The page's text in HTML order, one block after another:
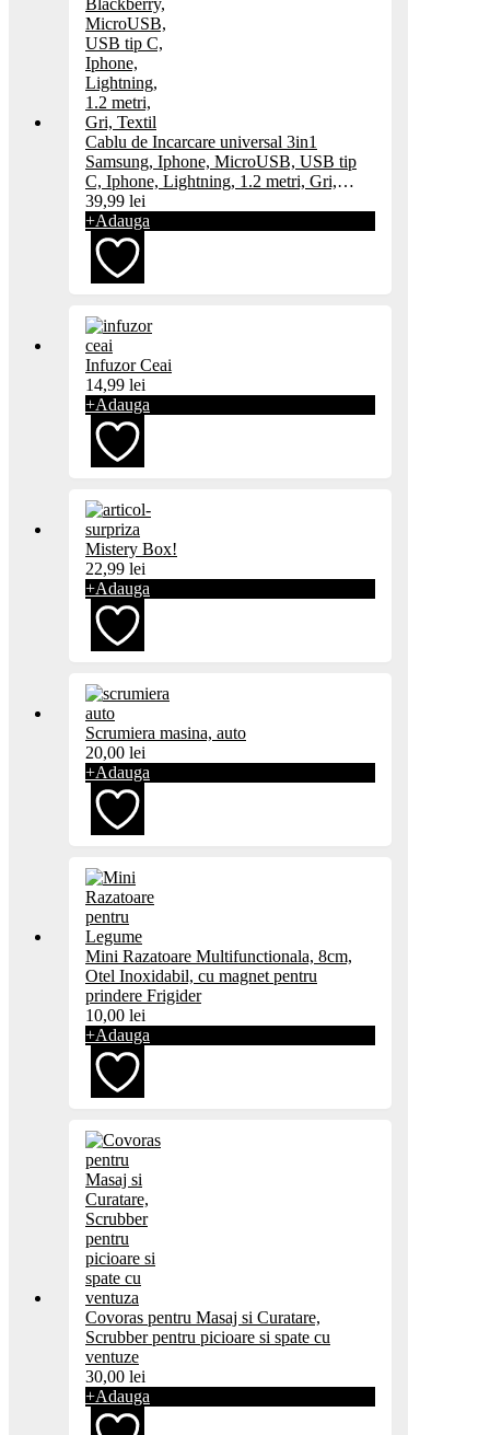
Cablu de Incarcare universal 3in1
Samsung, Iphone, MicroUSB, USB tip
C, Iphone, Lightning, 1.2 metri, Gri,
Textil
39,99 lei
+Adauga
Adaugă
la
favorite
Infuzor Ceai
14,99 lei
+Adauga
Adaugă
la
favorite
Mistery Box!
22,99 lei
+Adauga
Adaugă
la
favorite
Scrumiera masina, auto
20,00 lei
+Adauga
Adaugă
la
favorite
Mini Razatoare Multifunctionala, 8cm,
Otel Inoxidabil, cu magnet pentru
prindere Frigider
10,00 lei
+Adauga
Adaugă
la
favorite
Covoras pentru Masaj si Curatare,
Scrubber pentru picioare si spate cu
ventuze
30,00 lei
+Adauga